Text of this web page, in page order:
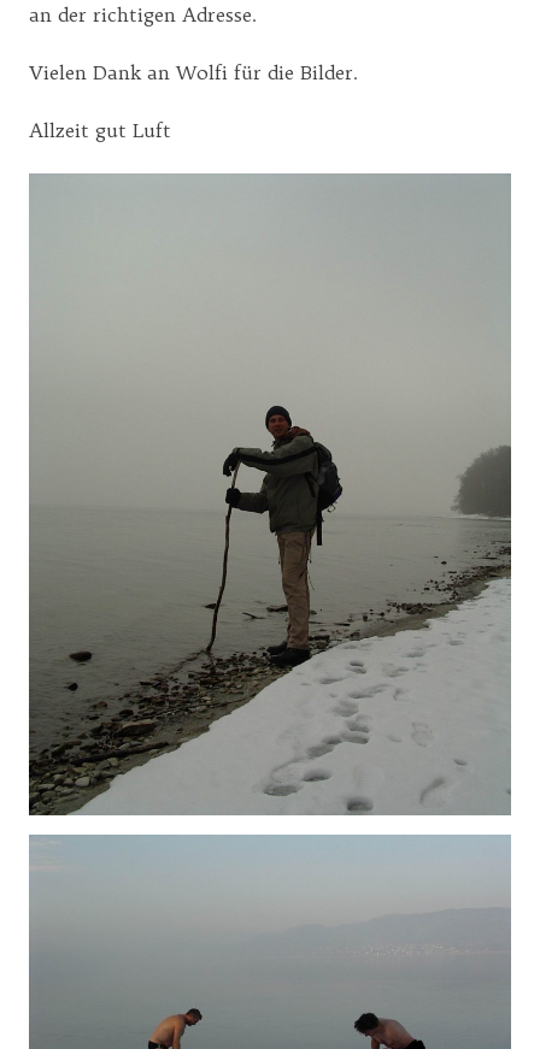
an der richtigen Adresse.
Vielen Dank an Wolfi für die Bilder.
Allzeit gut Luft